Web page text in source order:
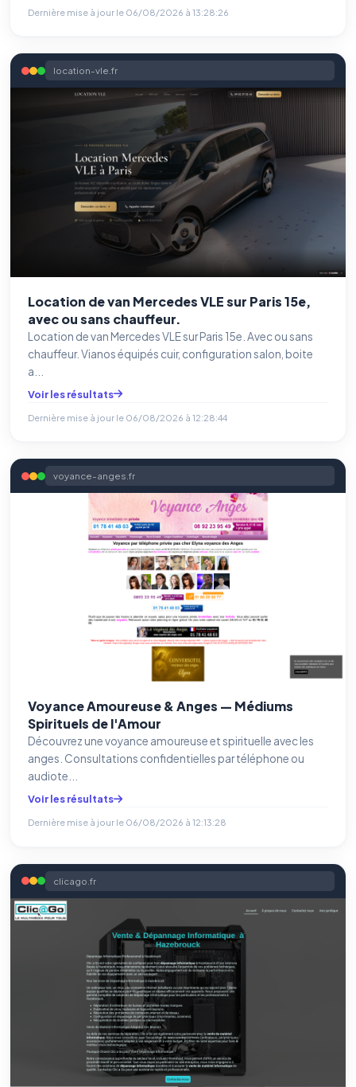
Dernière mise à jour le 06/08/2026 à 13:28:26
location-vle.fr
Location de van Mercedes VLE sur Paris 15e,
avec ou sans chauffeur.
Location de van Mercedes VLE sur Paris 15e. Avec ou sans
chauffeur. Vianos équipés cuir, configuration salon, boite
a...
Voir les résultats
Dernière mise à jour le 06/08/2026 à 12:28:44
voyance-anges.fr
Voyance Amoureuse & Anges — Médiums
Spirituels de l'Amour
Découvrez une voyance amoureuse et spirituelle avec les
anges. Consultations confidentielles par téléphone ou
audiote...
Voir les résultats
Dernière mise à jour le 06/08/2026 à 12:13:28
clicago.fr